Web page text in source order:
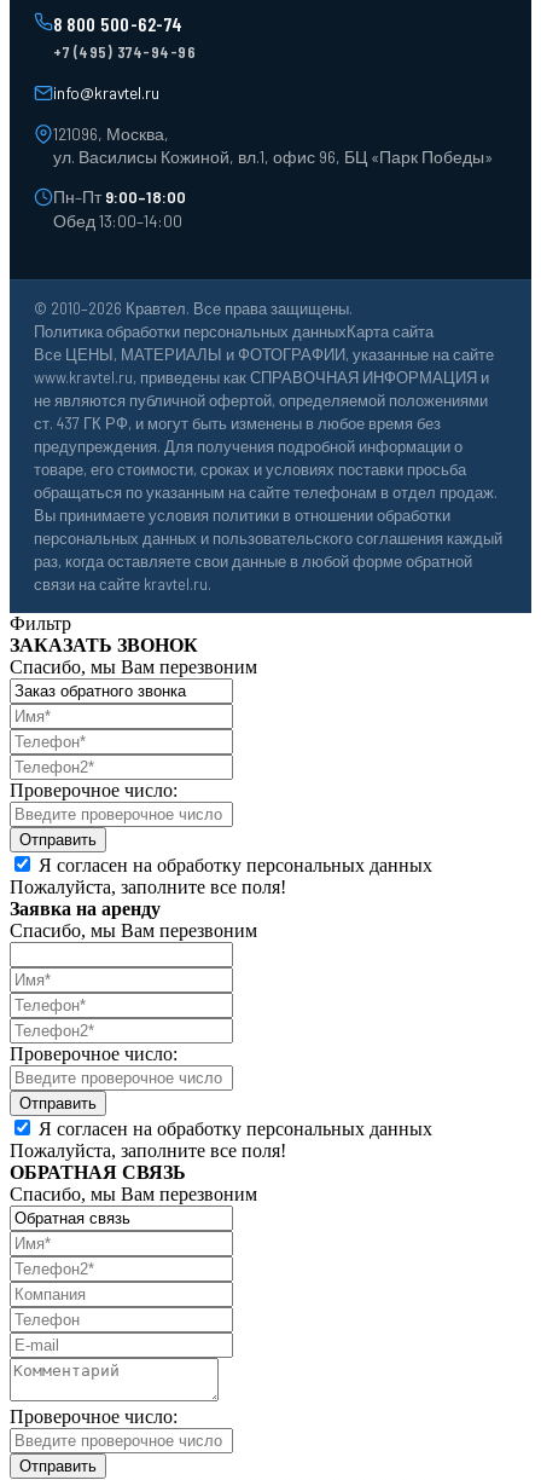
Ящики пластиковые
Тара пласт. и металл.
Тележки для склада
8 800 500-62-74
+7 (495) 374-94-96
info@kravtel.ru
121096, Москва,
ул. Василисы Кожиной, вл.1, офис 96, БЦ «Парк Победы»
Пн–Пт9:00–18:00
Обед 13:00–14:00
© 2010–2026 Кравтел. Все права защищены.
Политика обработки персональных данныхКарта сайта
Все ЦЕНЫ, МАТЕРИАЛЫ и ФОТОГРАФИИ, указанные на сайте
www.kravtel.ru, приведены как СПРАВОЧНАЯ ИНФОРМАЦИЯ и
не являются публичной офертой, определяемой положениями
ст. 437 ГК РФ, и могут быть изменены в любое время без
предупреждения. Для получения подробной информации о
товаре, его стоимости, сроках и условиях поставки просьба
обращаться по указанным на сайте телефонам в отдел продаж.
Вы принимаете условия политики в отношении обработки
персональных данных и пользовательского соглашения каждый
раз, когда оставляете свои данные в любой форме обратной
связи на сайте kravtel.ru.
Фильтр
ЗАКАЗАТЬ ЗВОНОК
Спасибо, мы Вам перезвоним
Проверочное число:
Я согласен на обработку персональных данных
Пожалуйста, заполните все поля!
Заявка на аренду
Спасибо, мы Вам перезвоним
Проверочное число:
Я согласен на обработку персональных данных
Пожалуйста, заполните все поля!
ОБРАТНАЯ СВЯЗЬ
Спасибо, мы Вам перезвоним
Проверочное число: